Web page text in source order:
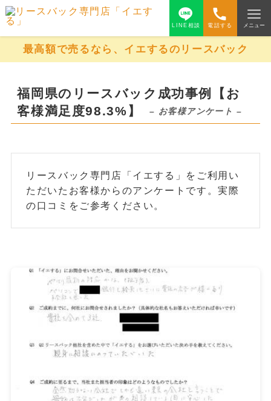
LINE相談 電話する メニュー
最高額で売るなら、イエするのリースバック
福岡県のリースバック成功事例【お
客様満足度98.3%】
– お客様アンケート –
リースバック専門店「イエする」をご利用い
ただいたお客様からのアンケートです。実際
の口コミをご参考ください。